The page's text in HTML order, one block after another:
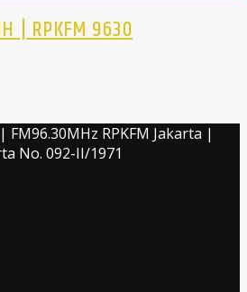
| RPKFM 9630
FM96.30MHz RPKFM Jakarta |
No. 092-II/1971